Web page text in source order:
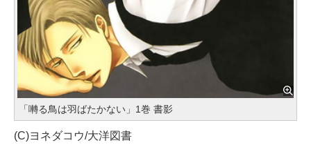
「囀る鳥は羽ばたかない」1巻 書影
(C)ヨネダコウ/大洋図書